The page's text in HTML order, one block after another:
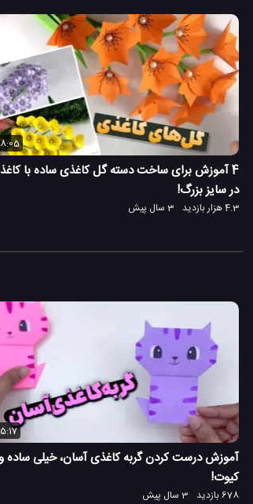
4 آموزش برای ساخت دسته گل کاغذی ساده با کاغذ
در سایز بزرگ!
4.3 هزار بازدید 3 سال پیش
آموزش درست کردن گربه کاغذی آسان، خیلی ساده
کیوت!
678 بازدید 3 سال پیش